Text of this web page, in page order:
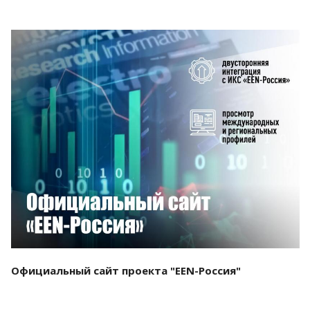
Смотреть проект
Официальный сайт проекта "EEN-Россия"